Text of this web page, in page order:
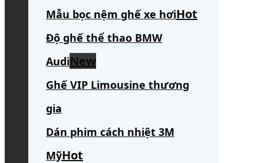
Mẫu bọc nệm ghế xe hơi
Độ ghế thể thao BMW
Audi
Ghế VIP Limousine thương
gia
Dán phim cách nhiệt 3M
Mỹ